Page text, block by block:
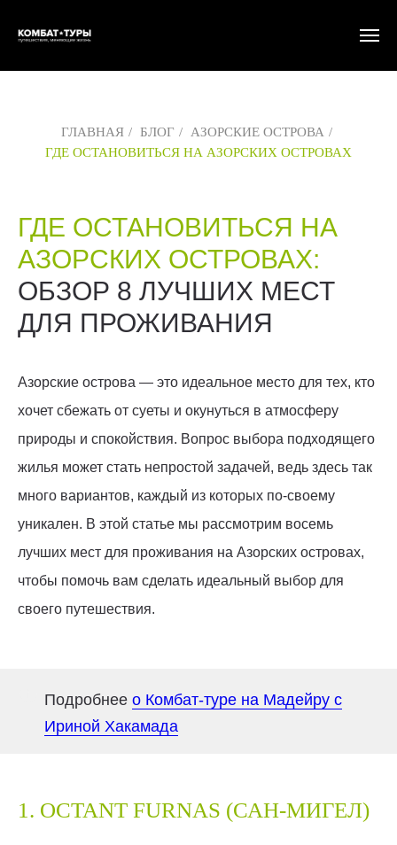
ГЛАВНАЯ / БЛОГ / АЗОРСКИЕ ОСТРОВА /
ГДЕ ОСТАНОВИТЬСЯ НА АЗОРСКИХ ОСТРОВАХ
ГДЕ ОСТАНОВИТЬСЯ НА
АЗОРСКИХ ОСТРОВАХ:
ОБЗОР 8 ЛУЧШИХ МЕСТ
ДЛЯ ПРОЖИВАНИЯ
Азорские острова — это идеальное место для тех, кто
хочет сбежать от суеты и окунуться в атмосферу
природы и спокойствия. Вопрос выбора подходящего
жилья может стать непростой задачей, ведь здесь так
много вариантов, каждый из которых по-своему
уникален. В этой статье мы рассмотрим восемь
лучших мест для проживания на Азорских островах,
чтобы помочь вам сделать идеальный выбор для
своего путешествия.
Подробнее о Комбат-туре на Мадейру с
Ириной Хакамада
1. OCTANT FURNAS (САН-МИГЕЛ)